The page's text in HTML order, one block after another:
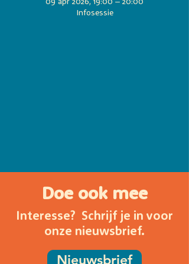
Infosessie
Doe ook mee
Interesse? Schrijf je in voor
onze nieuwsbrief.
Nieuwsbrief